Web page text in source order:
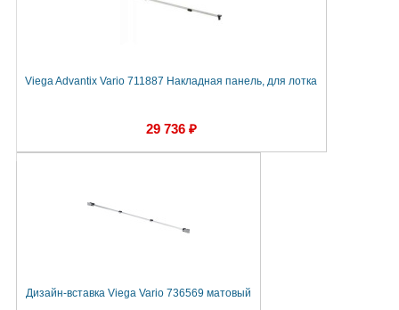
Viega Advantix Vario 711887 Накладная панель, для лотка
29 736 ₽
Дизайн-вставка Viega Vario 736569 матовый